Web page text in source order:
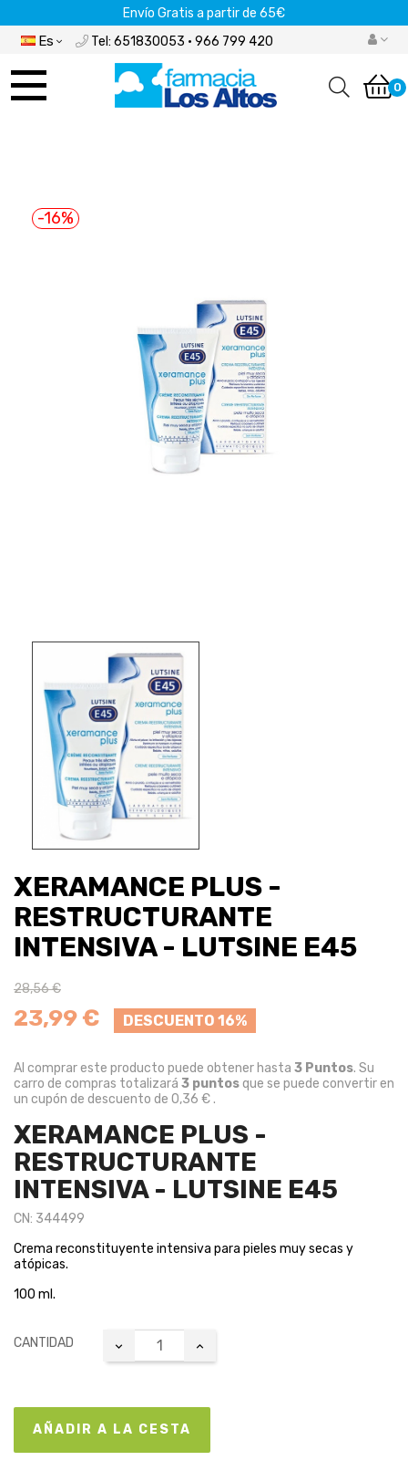
Envío Gratis a partir de 65€
Es Tel: 651830053 · 966 799 420
Navegación 0
-16%
XERAMANCE PLUS -
RESTRUCTURANTE
INTENSIVA - LUTSINE E45
28,56 €
23,99 € DESCUENTO 16%
Al comprar este producto puede obtener hasta 3 Puntos. Su
carro de compras totalizará 3 puntosque se puede convertir en
un cupón de descuento de 0,36 €.
XERAMANCE PLUS -
RESTRUCTURANTE
INTENSIVA - LUTSINE E45
CN: 344499
Crema reconstituyente intensiva para pieles muy secas y
atópicas.
100 ml.
CANTIDAD
AÑADIR A LA CESTA